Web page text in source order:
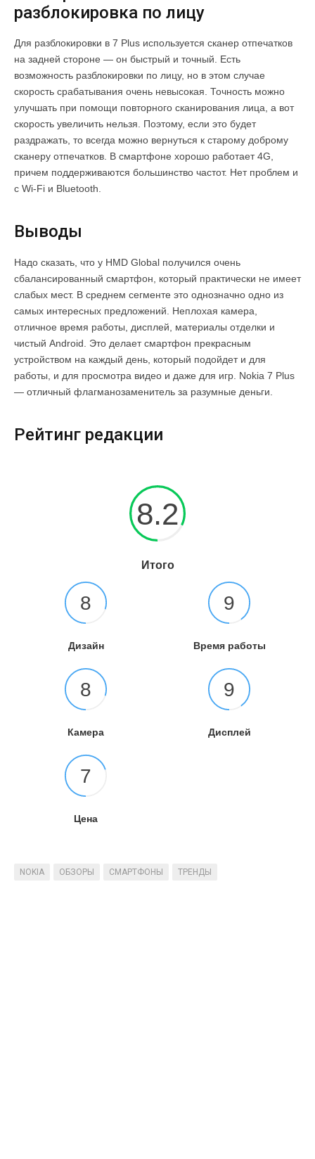
разблокировка по лицу
Для разблокировки в 7 Plus используется сканер отпечатков
на задней стороне — он быстрый и точный. Есть
возможность разблокировки по лицу, но в этом случае
скорость срабатывания очень невысокая. Точность можно
улучшать при помощи повторного сканирования лица, а вот
скорость увеличить нельзя. Поэтому, если это будет
раздражать, то всегда можно вернуться к старому доброму
сканеру отпечатков. В смартфоне хорошо работает 4G,
причем поддерживаются большинство частот. Нет проблем и
с Wi-Fi и Bluetooth.
Выводы
Надо сказать, что у HMD Global получился очень
сбалансированный смартфон, который практически не имеет
слабых мест. В среднем сегменте это однозначно одно из
самых интересных предложений. Неплохая камера,
отличное время работы, дисплей, материалы отделки и
чистый Android. Это делает смартфон прекрасным
устройством на каждый день, который подойдет и для
работы, и для просмотра видео и даже для игр. Nokia 7 Plus
— отличный флагманозаменитель за разумные деньги.
Рейтинг редакции
8.2
Итого
8
Дизайн
9
Время работы
8
Камера
9
Дисплей
7
Цена
NOKIA ОБЗОРЫ СМАРТФОНЫ ТРЕНДЫ